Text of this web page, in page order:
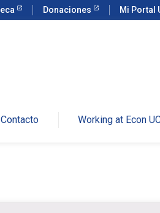
Donaciones Mi Portal
Contacto Working at Econ